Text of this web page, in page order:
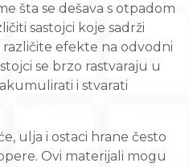
šta se dešava s otpadom
sastojci koje sadrži
efekte na odvodni
se brzo rastvaraju u
i stvarati
ulja i ostaci hrane često
Ovi materijali mogu